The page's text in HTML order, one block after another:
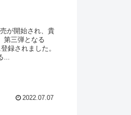
が開始され、貴
第三弾となる
録されました。
2022.07.07